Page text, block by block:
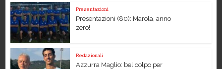
Presentazioni
Presentazioni (80): Marola, anno
zero!
Redazionali
Azzurra Maglio: bel colpo per